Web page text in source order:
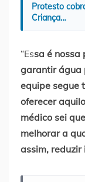
Protesto
Criança…
“Essa é nossa
garantir água
equipe segue
oferecer
médico sei
melhorar a
assim, reduzir